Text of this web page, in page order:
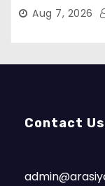
Aug 7, 2026
Contact Us